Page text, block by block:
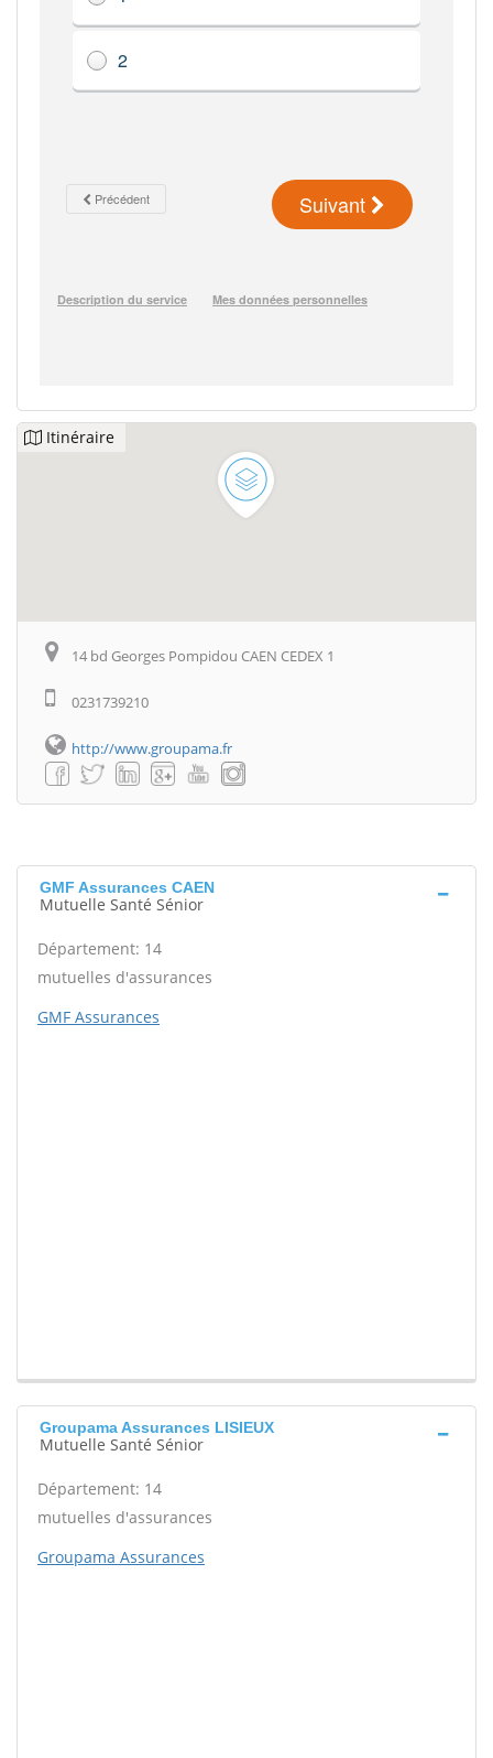
Itinéraire
14 bd Georges Pompidou CAEN CEDEX 1
0231739210
http://www.groupama.fr
GMF Assurances CAEN
Mutuelle Santé Sénior
Département: 14
mutuelles d'assurances
GMF Assurances
Groupama Assurances LISIEUX
Mutuelle Santé Sénior
Département: 14
mutuelles d'assurances
Groupama Assurances